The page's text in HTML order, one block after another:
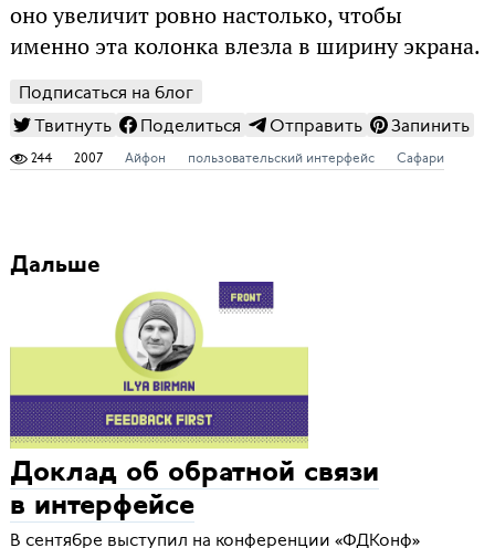
оно увеличит ровно настолько, чтобы
именно эта колонка влезла в ширину экрана.
Подписаться на блог
Твитнуть
Поделиться Отправить Запинить
244 2007 Айфон пользовательский интерфейс Сафари
Дальше
Доклад об обратной связи
в интерфейсе
В сентябре выступил на конференции «ФДКонф»